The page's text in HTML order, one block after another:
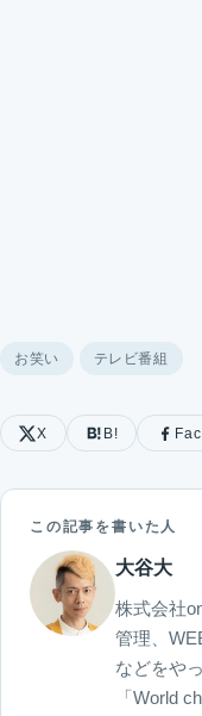
お笑い テレビ番組
X B!
この記事を書いた人
大谷大
株式会社
管理、
などをや
「World